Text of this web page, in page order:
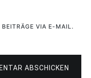
VIA E-MAIL.
ABSCHICKEN